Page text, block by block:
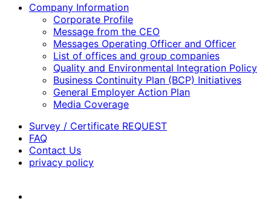
Company Information
Corporate Profile
Message from the CEO
Messages Operating Officer and Officer
List of offices and group companies
Quality and Environmental Integration Policy
Business Continuity Plan (BCP) Initiatives
General Employer Action Plan
Media Coverage
Survey / Certificate REQUEST
FAQ
Contact Us
privacy policy